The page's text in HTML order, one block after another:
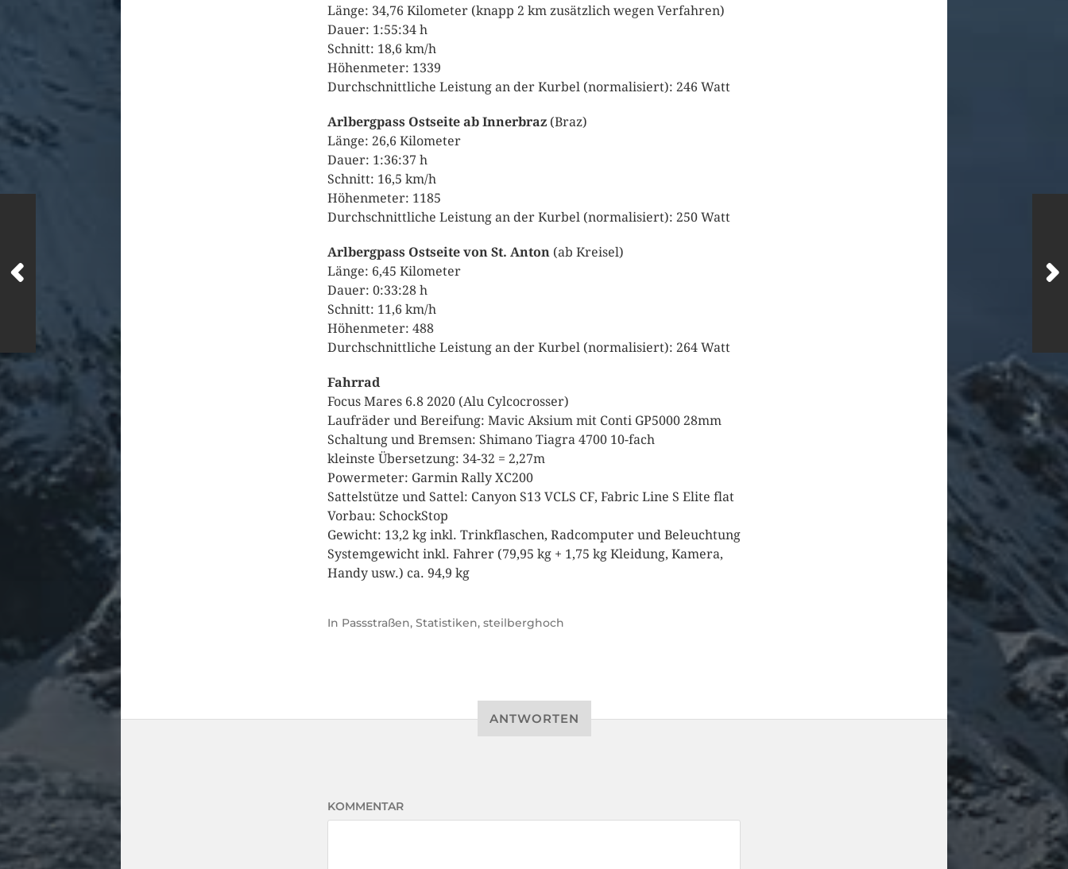
Länge: 34,76 Kilometer (knapp 2 km zusätzlich wegen Verfahren)
Dauer: 1:55:34 h
Schnitt: 18,6 km/h
Höhenmeter: 1339
Durchschnittliche Leistung an der Kurbel (normalisiert): 246 Watt
Arlbergpass Ostseite ab Innerbraz (Braz)
Länge: 26,6 Kilometer
Dauer: 1:36:37 h
Schnitt: 16,5 km/h
Höhenmeter: 1185
Durchschnittliche Leistung an der Kurbel (normalisiert): 250 Watt
Arlbergpass Ostseite von St. Anton (ab Kreisel)
Länge: 6,45 Kilometer
Dauer: 0:33:28 h
Schnitt: 11,6 km/h
Höhenmeter: 488
Durchschnittliche Leistung an der Kurbel (normalisiert): 264 Watt
Fahrrad
Focus Mares 6.8 2020 (Alu Cylcocrosser)
Laufräder und Bereifung: Mavic Aksium mit Conti GP5000 28mm
Schaltung und Bremsen: Shimano Tiagra 4700 10-fach
kleinste Übersetzung: 34-32 = 2,27m
Powermeter: Garmin Rally XC200
Sattelstütze und Sattel: Canyon S13 VCLS CF, Fabric Line S Elite flat
Vorbau: SchockStop
Gewicht: 13,2 kg inkl. Trinkflaschen, Radcomputer und Beleuchtung
Systemgewicht inkl. Fahrer (79,95 kg + 1,75 kg Kleidung, Kamera,
Handy usw.) ca. 94,9 kg
In Passstraßen, Statistiken, steilberghoch
ANTWORTEN
KOMMENTAR